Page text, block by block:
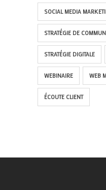
SOCIAL MEDIA
STRATÉGIE DE
STRATÉGIE DIGITALE
WEBINAIRE WEB
ÉCOUTE CLIENT